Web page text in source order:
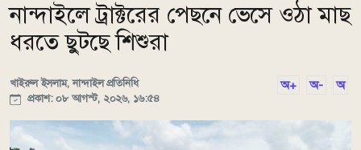
নান্দাইলে ট্রাক্টরের পেছনে ভেসে ওঠা মাছ
ধরতে ছুটছে শিশুরা
খাইরুল ইসলাম, নান্দাইল প্রতিনিধি
প্রকাশ: ০৮ আগস্ট, ২০২৬, ১৬:৫৪
অ+ অ- অ